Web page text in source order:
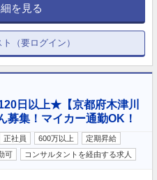
を見る
（要ログイン）
日以上★【京都府木津川
募集！マイカー通勤OK！
正社員 600万以上
定期昇給
可 コンサルタントを経由する求人